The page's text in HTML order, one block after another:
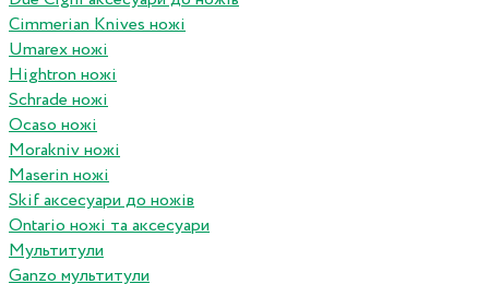
Cimmerian Knives ножі
Umarex ножі
Hightron ножі
Schrade ножі
Ocaso ножі
Morakniv ножі
Maserin ножі
Skif аксесуари до ножів
Ontario ножі та аксесуари
Мультитули
Ganzo мультитули